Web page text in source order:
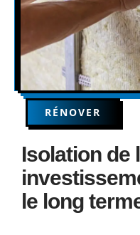
RÉNOVER
Isolation de
le long